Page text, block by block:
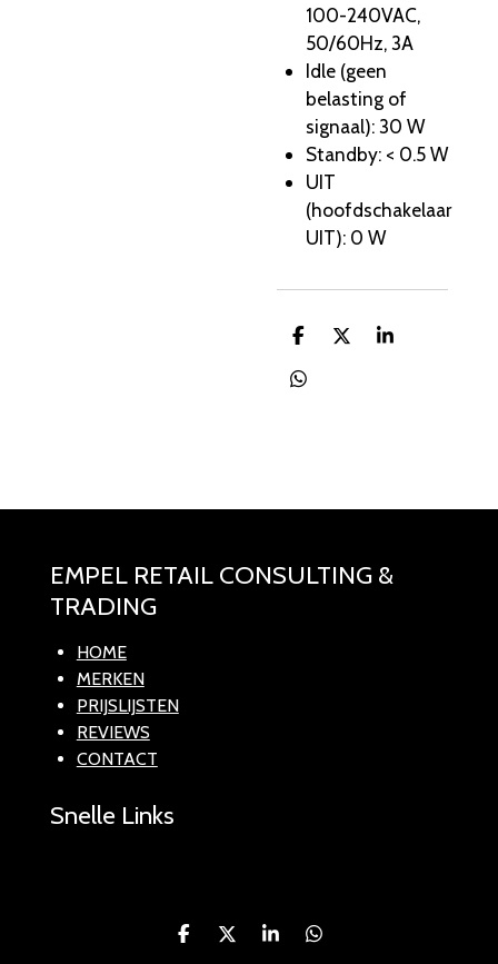
100-240VAC,
50/60Hz, 3A
Idle (geen
belasting of
signaal): 30 W
Standby: < 0.5 W
UIT
(hoofdschakelaar
UIT): 0 W
D
l
D
S
D
EMPEL RETAIL CONSULTING &
TRADING
HOME
MERKEN
PRIJSLIJSTEN
REVIEWS
CONTACT
Snelle Links
D
D
S
D